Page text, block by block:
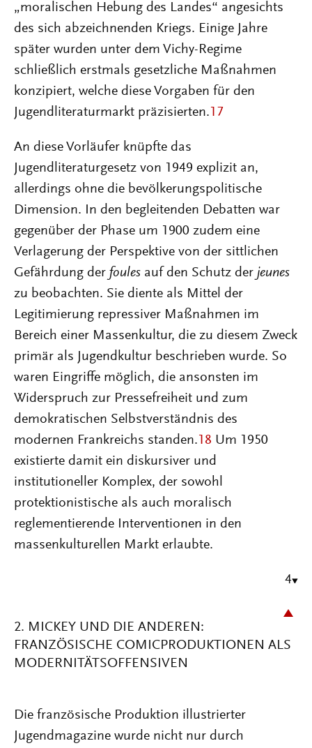
„moralischen Hebung des Landes“ angesichts
des sich abzeichnenden Kriegs. Einige Jahre
später wurden unter dem Vichy-Regime
schließlich erstmals gesetzliche Maßnahmen
konzipiert, welche diese Vorgaben für den
Jugendliteraturmarkt präzisierten. 17
An diese Vorläufer knüpfte das
Jugendliteraturgesetz von 1949 explizit an,
allerdings ohne die bevölkerungspolitische
Dimension. In den begleitenden Debatten war
gegenüber der Phase um 1900 zudem eine
Verlagerung der Perspektive von der sittlichen
Gefährdung der foules auf den Schutz der jeunes
zu beobachten. Sie diente als Mittel der
Legitimierung repressiver Maßnahmen im
Bereich einer Massenkultur, die zu diesem Zweck
primär als Jugendkultur beschrieben wurde. So
waren Eingriffe möglich, die ansonsten im
Widerspruch zur Pressefreiheit und zum
demokratischen Selbstverständnis des
modernen Frankreichs standen. 18 Um 1950
existierte damit ein diskursiver und
institutioneller Komplex, der sowohl
protektionistische als auch moralisch
reglementierende Interventionen in den
massenkulturellen Markt erlaubte.
4
2. MICKEY UND DIE ANDEREN:
FRANZÖSISCHE COMICPRODUKTIONEN ALS
MODERNITÄTSOFFENSIVEN
Die französische Produktion illustrierter
Jugendmagazine wurde nicht nur durch